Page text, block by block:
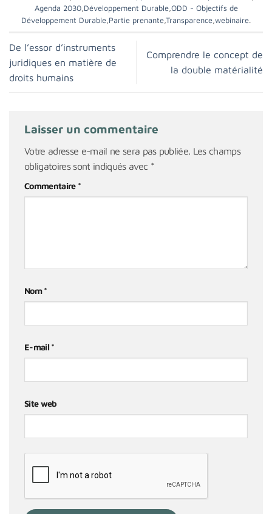
Agenda 2030, Développement Durable, ODD - Objectifs de
Développement Durable Partie prenante Transparence webinaire.
De l’essor d’instruments
juridiques en matière de
droits humains
Comprendre le concept de
la double matérialité
Laisser un commentaire
Votre adresse e-mail ne sera pas publiée. Les champs
obligatoires sont indiqués avec *
Commentaire *
Nom*
E-mail *
Site web